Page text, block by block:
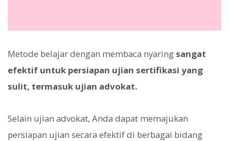
Metode belajar dengan membaca nyaring sangat
efektif untuk persiapan ujian sertifikasi yang
sulit, termasuk ujian advokat.
Selain ujian advokat, Anda dapat memajukan
persiapan ujian secara efektif di berbagai bidang